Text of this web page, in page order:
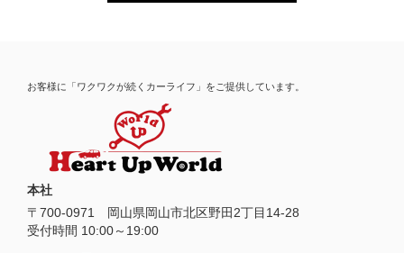
お客様に「ワクワクが続くカーライフ」をご提供しています。
本社
〒 700-0971 岡山県岡山市北区野田2丁目14-28
受付時間 10:00～19:00